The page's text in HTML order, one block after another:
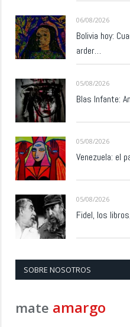
06/08/2026
Bolivia hoy:
arder…
05/08/2026
Blas Infante:
05/08/2026
Venezuela: el
05/08/2026
Fidel, los
SOBRE NOSOTROS
mate amargo